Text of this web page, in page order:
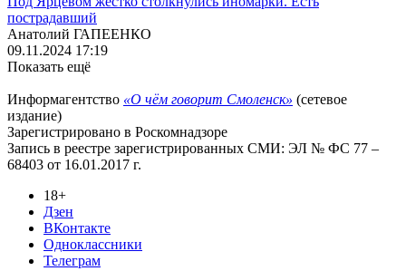
пострадавший
Анатолий ГАПЕЕНКО
09.11.2024 17:19
Показать ещё
Информагентство «О чём говорит Смоленск» (сетевое
издание)
Зарегистрировано в Роскомнадзоре
Запись в реестре зарегистрированных СМИ: ЭЛ № ФС 77 –
68403 от 16.01.2017 г.
18+
Дзен
ВКонтакте
Одноклассники
Телеграм